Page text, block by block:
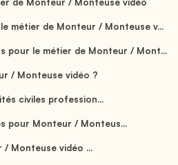
métier de Monteur / Monteuse v...
pour le métier de Monteur / Mont...
/ Monteuse vidéo ?
civiles profession...
pour Monteur / Monteus...
/ Monteuse vidéo ...